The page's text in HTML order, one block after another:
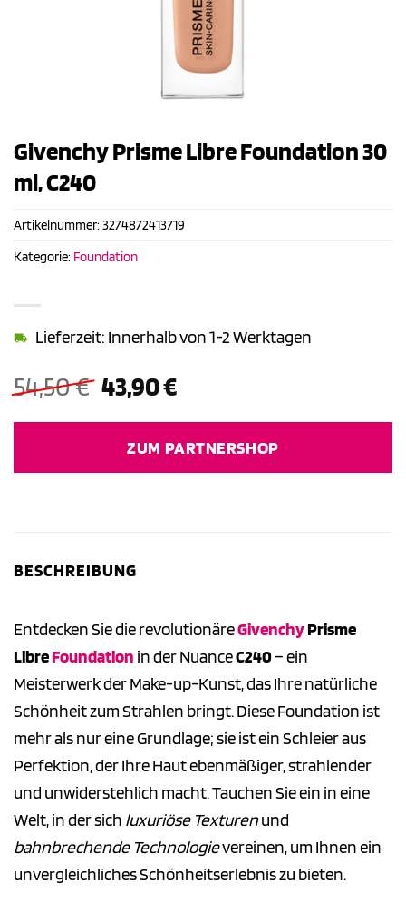
Givenchy Prisme Libre Foundation 30
ml, C240
54,50€ Ursprünglicher
war:
54,50 €
43,90€Aktueller
ist:
43,90 €.
Lieferzeit: Innerhalb von 1-2 Werktagen
ZUM PARTNERSHOP
Artikelnummer: 3274872413719
Kategorie: Foundation
BESCHREIBUNG
Entdecken Sie die revolutionäreGivenchyPrisme
LibreFoundation in der NuanceC240– ein
Meisterwerk der Make-up-Kunst, das Ihre natürliche
Schönheit zum Strahlen bringt. Diese Foundation ist
mehr als nur eine Grundlage; sie ist ein Schleier aus
Perfektion, der Ihre Haut ebenmäßiger, strahlender
und unwiderstehlich macht. Tauchen Sie ein in eine
Welt, in der sich luxuriöse Texturenund
bahnbrechende Technologievereinen, um Ihnen ein
unvergleichliches Schönheitserlebnis zu bieten.